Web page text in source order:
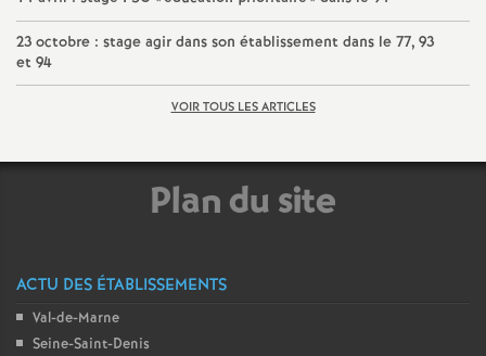
r
é
é
23 octobre : stage agir dans son établissement dans le 77, 93
et 94
VOIR TOUS LES ARTICLES
Plan du site
ACTU DES ÉTABLISSEMENTS
Val-de-Marne
Seine-Saint-Denis